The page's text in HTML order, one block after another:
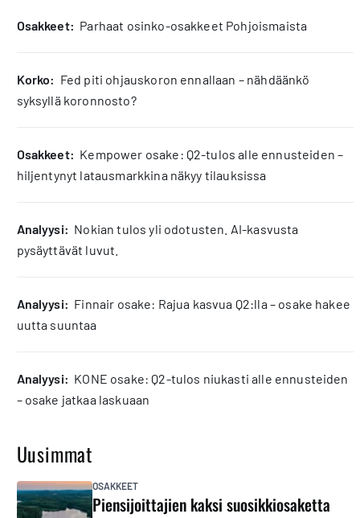
osakkeet: Parhaat osinko-osakkeet Pohjoismaista
korko: Fed piti ohjauskoron ennallaan – nähdäänkö
syksyllä koronnosto?
osakkeet: Kempower osake: Q2-tulos alle ennusteiden –
hiljentynyt latausmarkkina näkyy tilauksissa
analyysi: Nokian tulos yli odotusten. AI-kasvusta
pysäyttävät luvut.
analyysi: Finnair osake: Rajua kasvua Q2:lla – osake hakee
uutta suuntaa
analyysi: KONE osake: Q2-tulos niukasti alle ennusteiden
– osake jatkaa laskuaan
Uusimmat
OSAKKEET
Piensijoittajien kaksi suosikkiosaketta